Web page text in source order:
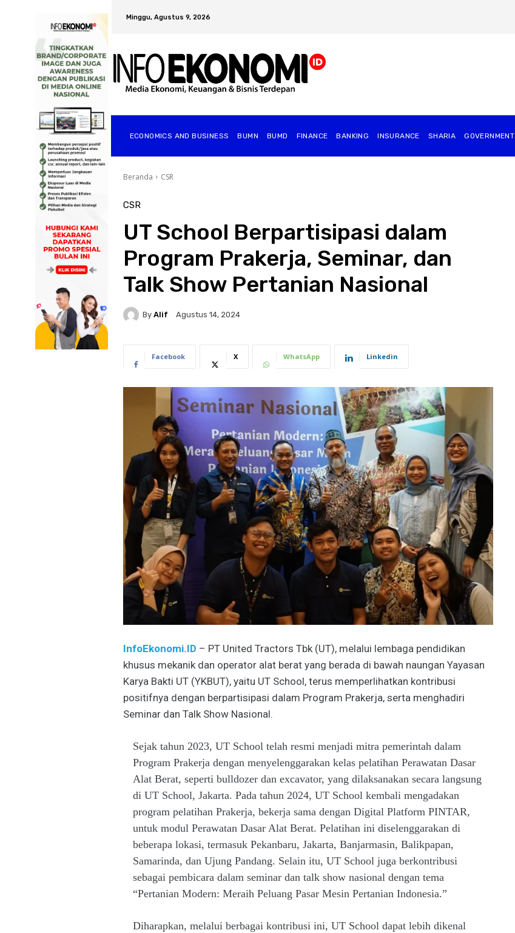
Minggu, Agustus 9, 2026
ECONOMICS AND BUSINESS BUMN BUMD FINANCE BANKING INSURANCE SHARIA GOVERNMENT
Beranda CSR
CSR
UT School Berpartisipasi dalam
Program Prakerja, Seminar, dan
Talk Show Pertanian Nasional
By Alif Agustus 14, 2024
Facebook X WhatsApp Linkedin
InfoEkonomi.ID – PT United Tractors Tbk (UT), melalui lembaga pendidikan
khusus mekanik dan operator alat berat yang berada di bawah naungan Yayasan
Karya Bakti UT (YKBUT), yaitu UT School, terus memperlihatkan kontribusi
positifnya dengan berpartisipasi dalam Program Prakerja, serta menghadiri
Seminar dan Talk Show Nasional.
Sejak tahun 2023, UT School telah resmi menjadi mitra pemerintah dalam
Program Prakerja dengan menyelenggarakan kelas pelatihan Perawatan Dasar
Alat Berat, seperti bulldozer dan excavator, yang dilaksanakan secara langsung
di UT School, Jakarta. Pada tahun 2024, UT School kembali mengadakan
program pelatihan Prakerja, bekerja sama dengan Digital Platform PINTAR,
untuk modul Perawatan Dasar Alat Berat. Pelatihan ini diselenggarakan di
beberapa lokasi, termasuk Pekanbaru, Jakarta, Banjarmasin, Balikpapan,
Samarinda, dan Ujung Pandang. Selain itu, UT School juga berkontribusi
sebagai pembicara dalam seminar dan talk show nasional dengan tema
“Pertanian Modern: Meraih Peluang Pasar Mesin Pertanian Indonesia.”
Diharapkan, melalui berbagai kontribusi ini, UT School dapat lebih dikenal